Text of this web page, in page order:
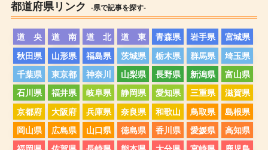
都道府県リンク -県で記事を探す-
道 央 道 南 道 北 道 東 青森県 岩手県
宮城県
秋田県
山形県 福島県 茨城県 栃木県 群馬県
埼玉県
千葉県
東京都 神奈川 山梨県 長野県 新潟県
富山県
石川県
福井県 岐阜県 静岡県 愛知県 三重県
滋賀県
京都府
大阪府 兵庫県 奈良県 和歌山 鳥取県
島根県
岡山県
広島県 山口県 徳島県 香川県 愛媛県
高知県